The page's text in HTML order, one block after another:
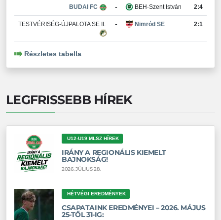
BUDAI FC - BEH-Szent István 2:4
TESTVÉRISÉG-ÚJPALOTA SE II. - Nimród SE 2:1
Részletes tabella
LEGFRISSEBB HÍREK
U12-U19 MLSZ HÍREK
IRÁNY A REGIONÁLIS KIEMELT
BAJNOKSÁG!
2026. JÚLIUS 28.
HÉTVÉGI EREDMÉNYEK
CSAPATAINK EREDMÉNYEI – 2026. MÁJUS
25-TŐL 31-IG: